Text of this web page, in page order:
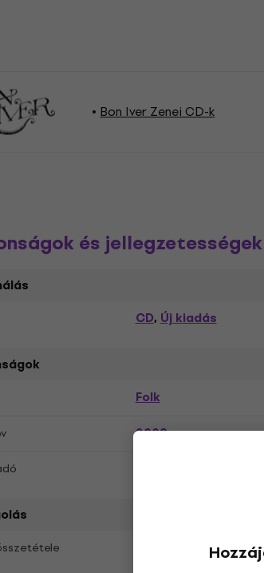
Bon Iver Zenei CD-k
és jellegzetességek
CD,Új kiadás
Folk
2009